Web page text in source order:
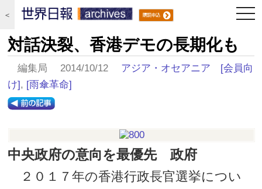
＜
対話決裂、香港デモの長期化も
編集局 2014/10/12 アジア・オセアニア
[会員向
け], [雨傘革命]
中央政府の意向を最優先 政府
２０１７年の香港行政長官選挙につい